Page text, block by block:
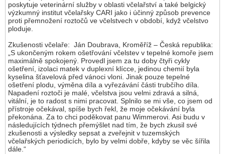
poskytuje veterinární služby v oblasti včelařství a také belgický
výzkumný institut včelařsky CARI jako i účinný způsob prevence
proti přemnožení roztočů ve včelstvech v období, když včelstvo
ploduje.
Zkušenosti včelaře: Ján Doubrava, Kroměříž – Česká republika:
„S ukončeným rokem ošetřování včelstev v tepelné komoře jsem
maximálně spokojený. Provedl jsem za tu doby čtyři cykly
ošetření, izolaci matek v duplexní klícce, jedinou chemií byla
kyselina šťavelová před vánoci vloni. Jinak pouze tepelné
ošetření plodu, výměna díla a vyřezávání části trubčího díla.
Napadení roztoči je malé, včelstva jsou velmi zdravá a silná,
vitální, je to radost s nimi pracovat. Splnilo se mi vše, co jsem od
přístroje očekával, spíše bych řekl, že moje očekávání byla
překonána. Za to chci poděkovat panu Wimmerovi. Asi budu v
následujících týdnech přemýšlet nad tím, že bych zkusil své
zkušenosti a výsledky sepsat a zveřejnit v tuzemských
včelařských periodicích, bylo by velmi dobře, kdyby se věc šířila
dále.“